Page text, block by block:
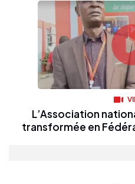
L’Association
transformée en